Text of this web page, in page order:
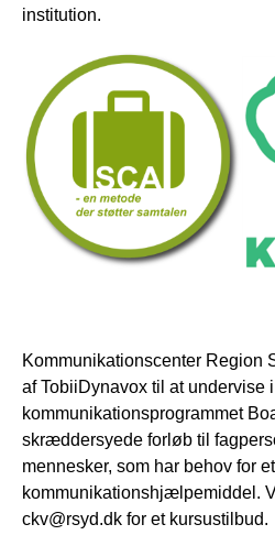
institution.
Kommunikationscenter Region
af TobiiDynavox til at undervise i
kommunikationsprogrammet
skræddersyede forløb til
mennesker, som har behov for
kommunikationshjælpemiddel.
ckv@rsyd.dk for et kursustilbud.